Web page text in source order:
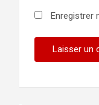
Enregistrer